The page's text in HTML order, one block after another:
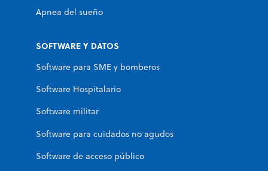
Apnea del sueño
SOFTWARE Y DATOS
Software para SME y bomberos
Software Hospitalario
Software militar
Software para cuidados no agudos
Software de acceso público